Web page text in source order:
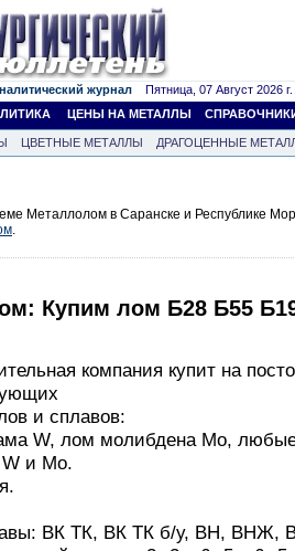
журнал Пятница, 07 Август 2026 г.
ЦЕНЫ НА МЕТАЛЛЫ
ЦВЕТНЫЕ МЕТАЛЛЫ
ДРАГОЦЕННЫЕ
Металлолом в Саранске и Республике
.
Купим лом Б28 Б55
компания купит на
и сплавов:
W, лом молибдена Mo,
и Mo.
ВК ТК, ВК ТК б/у, ВН,